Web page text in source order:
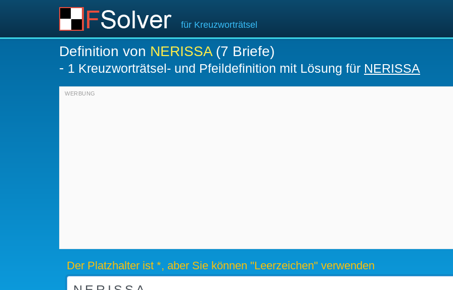
für Kreuzworträtsel
Definition von NERISSA(7 Briefe)
- 1 Kreuzworträtsel- und Pfeildefinition mit Lösung für NERISSA
Der Platzhalter ist *, aber Sie können "Leerzeichen" verwenden